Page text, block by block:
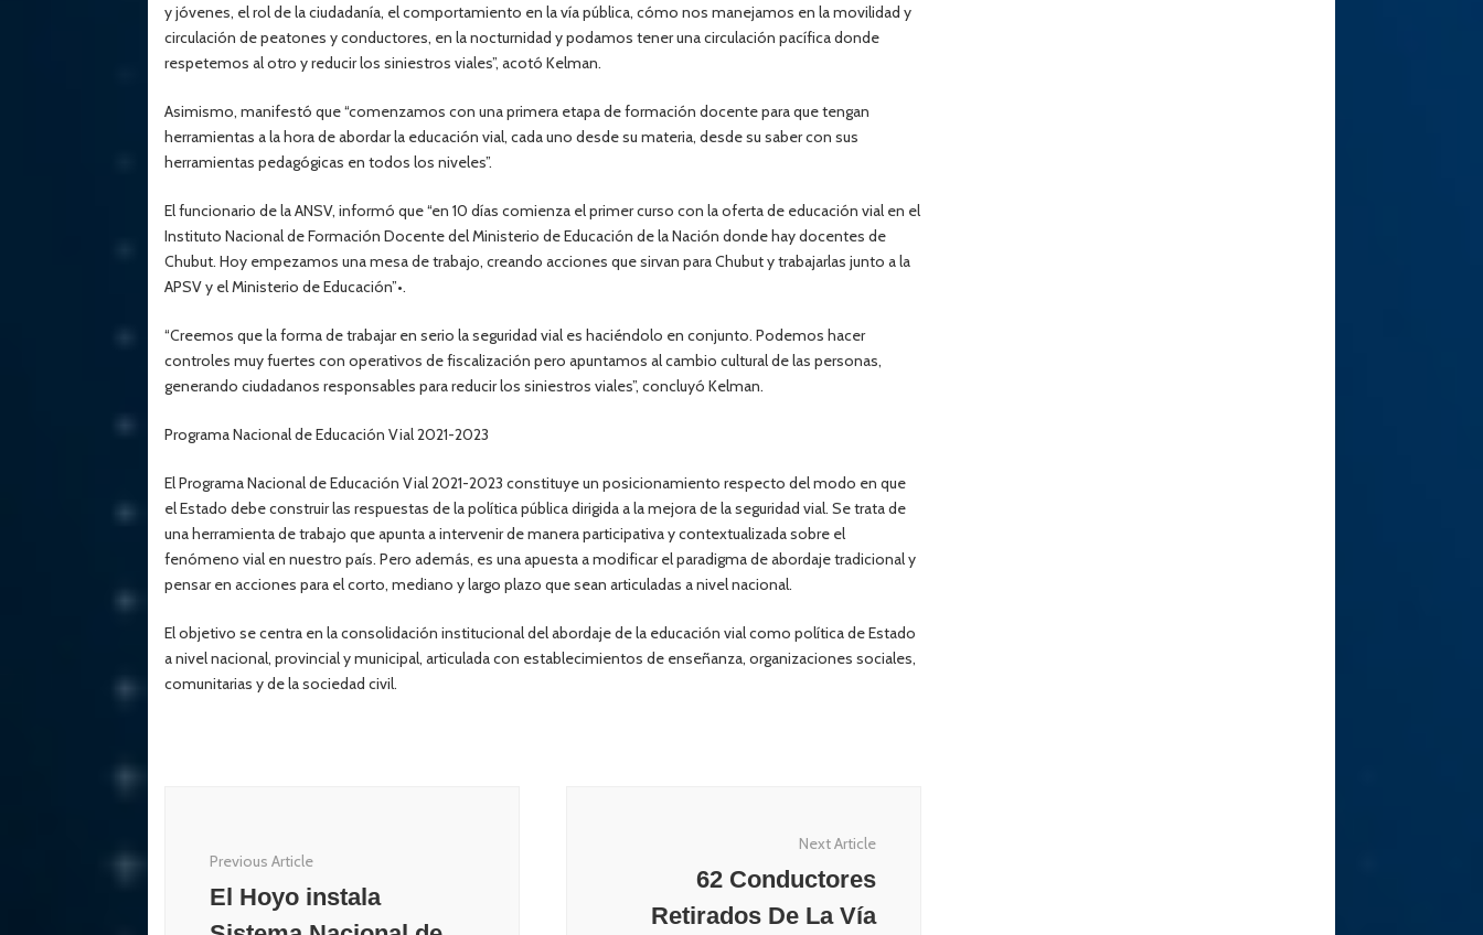
y jóvenes, el rol de la ciudadanía, el comportamiento en la vía pública, cómo nos manejamos en la movilidad y
circulación de peatones y conductores, en la nocturnidad y podamos tener una circulación pacífica donde
respetemos al otro y reducir los siniestros viales”, acotó Kelman.
Asimismo, manifestó que “comenzamos con una primera etapa de formación docente para que tengan
herramientas a la hora de abordar la educación vial, cada uno desde su materia, desde su saber con sus
herramientas pedagógicas en todos los niveles”.
El funcionario de la ANSV, informó que “en 10 días comienza el primer curso con la oferta de educación vial en el
Instituto Nacional de Formación Docente del Ministerio de Educación de la Nación donde hay docentes de
Chubut. Hoy empezamos una mesa de trabajo, creando acciones que sirvan para Chubut y trabajarlas junto a la
APSV y el Ministerio de Educación”•.
“Creemos que la forma de trabajar en serio la seguridad vial es haciéndolo en conjunto. Podemos hacer
controles muy fuertes con operativos de fiscalización pero apuntamos al cambio cultural de las personas,
generando ciudadanos responsables para reducir los siniestros viales”, concluyó Kelman.
Programa Nacional de Educación Vial 2021-2023
El Programa Nacional de Educación Vial 2021-2023 constituye un posicionamiento respecto del modo en que
el Estado debe construir las respuestas de la política pública dirigida a la mejora de la seguridad vial. Se trata de
una herramienta de trabajo que apunta a intervenir de manera participativa y contextualizada sobre el
fenómeno vial en nuestro país. Pero además, es una apuesta a modificar el paradigma de abordaje tradicional y
pensar en acciones para el corto, mediano y largo plazo que sean articuladas a nivel nacional.
El objetivo se centra en la consolidación institucional del abordaje de la educación vial como política de Estado
a nivel nacional, provincial y municipal, articulada con establecimientos de enseñanza, organizaciones sociales,
comunitarias y de la sociedad civil.
Previous Article
El Hoyo instala
Next Article
62 Conductores
Retirados De La Vía